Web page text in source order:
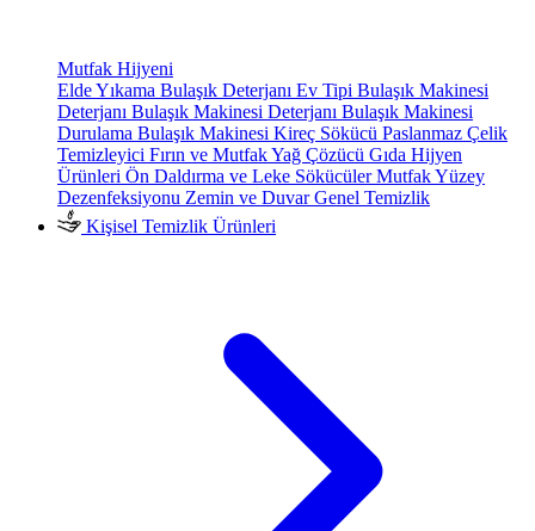
Mutfak Hijyeni
Elde Yıkama Bulaşık Deterjanı Ev Tipi Bulaşık Makinesi
Deterjanı Bulaşık Makinesi Deterjanı Bulaşık Makinesi
Durulama Bulaşık Makinesi Kireç Sökücü Paslanmaz Çelik
Temizleyici Fırın ve Mutfak Yağ Çözücü Gıda Hijyen
Ürünleri Ön Daldırma ve Leke SökücülerMutfak Yüzey
Dezenfeksiyonu Zemin ve Duvar Genel Temizlik
Kişisel Temizlik Ürünleri